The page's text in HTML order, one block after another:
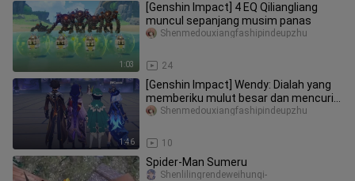
1:03
[Genshin Impact] 4 EQ Qiliangliang
muncul sepanjang musim panas
24
Shenmedouxiangfashipindeupzhu
1:46
[Genshin Impact] Wendy: Dialah yang
memberiku mulut besar dan mencuri
Hati Tuhanku
10
Shenmedouxiangfashipindeupzhu
Spider-Man Sumeru
Shenlilingrendeweihunqi-